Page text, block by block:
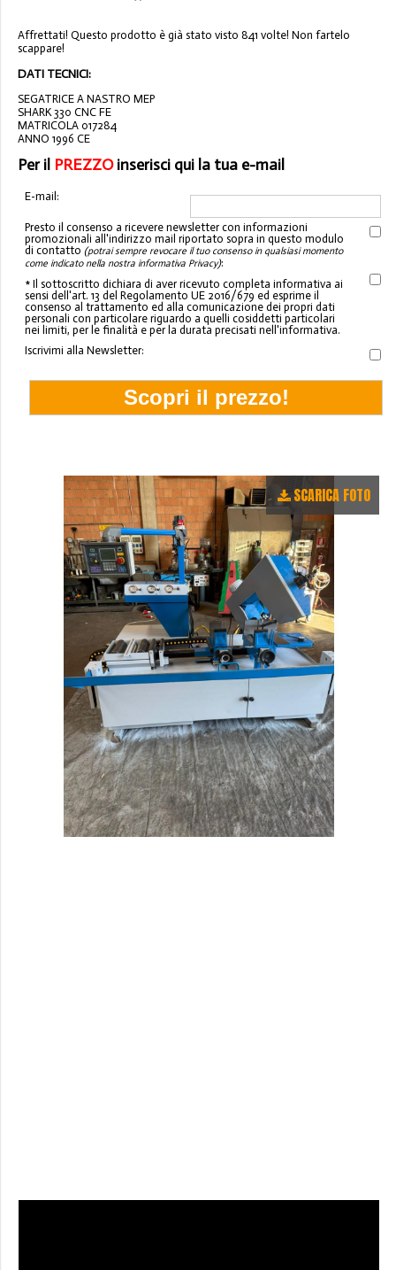
Affrettati! Questo prodotto è già stato visto 841 volte! Non fartelo
scappare!
DATI TECNICI:
SEGATRICE A NASTRO MEP
SHARK 330 CNC FE
MATRICOLA 017284
ANNO 1996 CE
Per il PREZZOinserisci qui la tua e-mail
E-mail:
Presto il consenso a ricevere newsletter con informazioni
promozionali all'indirizzo mail riportato sopra in questo modulo
di contatto (potrai sempre revocare il tuo consenso in qualsiasi momento
come indicato nella nostra informativa Privacy):
* Il sottoscritto dichiara di aver ricevuto completa informativa ai
sensi dell'art. 13 del Regolamento UE 2016/679 ed esprime il
consenso al trattamento ed alla comunicazione dei propri dati
personali con particolare riguardo a quelli cosiddetti particolari
nei limiti, per le finalità e per la durata precisati nell'informativa.
Iscrivimi alla Newsletter:
SCARICA FOTO